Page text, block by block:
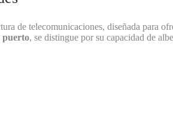
de telecomunicaciones, diseñada para
puerto, se distingue por su capacidad de